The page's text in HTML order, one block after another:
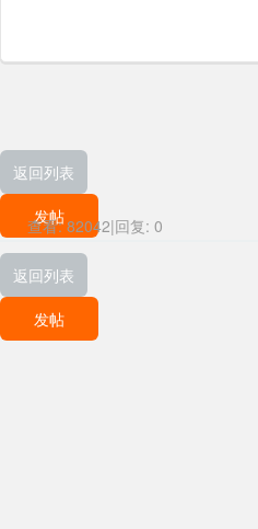
返回列表
发帖
查看: 82042|回复: 0
返回列表
发帖